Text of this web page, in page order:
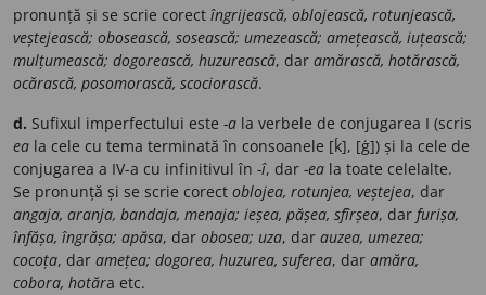
pronunță și se scrie corect îngrijească, oblojească, rotunjească,
veștejească; obosească, sosească; umezească; amețească, iuțească;
mulțumească; dogorească, huzurească, dar amărască, hotărască,
ocărască, posomorască, scociorască.
d. Sufixul imperfectului este -a la verbele de conjugarea I (scris
ea la cele cu tema terminată în consoanele [ḱ], [ģ]) și la cele de
conjugarea a IV-a cu infinitivul în -î, dar -ea la toate celelalte.
Se pronunță și se scrie corect oblojea, rotunjea, veștejea, dar
angaja, aranja, bandaja, menaja; ieșea, pășea, sfîrșea, dar furișa,
înfășa, îngrășa; apăsa, dar obosea; uza, dar auzea, umezea;
cocoța, dar amețea; dogorea, huzurea, suferea, dar amăra,
cobora, hotăra etc.